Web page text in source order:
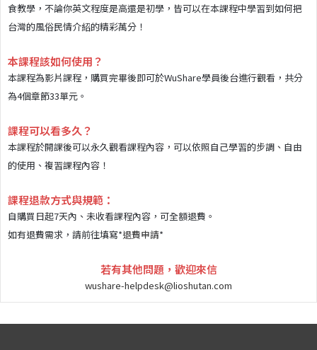
食教學，不論你英文程度是高還是初學，皆可以在本課程中學習到如何把
台灣的風俗民情介紹的精彩萬分！
本課程該如何使用？
本課程為影片課程，購買完畢後即可於WuShare學員後台進行觀看，共分
為4個章節33單元。
課程可以看多久？
本課程於開課後可以永久觀看課程內容，可以依照自己學習的步調、自由
的使用、複習課程內容！
課程退款方式與規範：
自購買日起7天內、未收看課程內容，可全額退費。
如有退費需求，請前往填寫*退費申請*
若有其他問題，歡迎來信
wushare-helpdesk@lioshutan.com